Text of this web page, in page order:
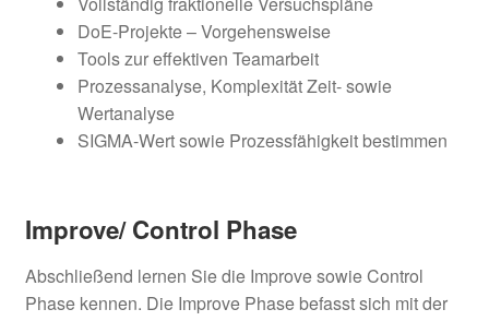
DoE-Projekte – Vorgehensweise
Tools zur effektiven Teamarbeit
Prozessanalyse, Komplexität Zeit- sowie
Wertanalyse
SIGMA-Wert sowie Prozessfähigkeit bestimmen
Improve/ Control Phase
Abschließend lernen Sie die Improve sowie Control
Phase kennen. Die Improve Phase befasst sich mit der